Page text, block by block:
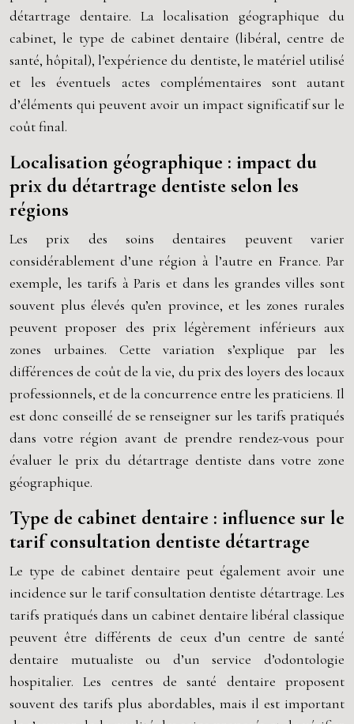
détartrage dentaire. La localisation géographique du
cabinet, le type de cabinet dentaire (libéral, centre de
santé, hôpital), l’expérience du dentiste, le matériel utilisé
et les éventuels actes complémentaires sont autant
d’éléments qui peuvent avoir un impact significatif sur le
coût final.
Localisation géographique : impact du
prix du détartrage dentiste selon les
régions
Les prix des soins dentaires peuvent varier
considérablement d’une région à l’autre en France. Par
exemple, les tarifs à Paris et dans les grandes villes sont
souvent plus élevés qu’en province, et les zones rurales
peuvent proposer des prix légèrement inférieurs aux
zones urbaines. Cette variation s’explique par les
différences de coût de la vie, du prix des loyers des locaux
professionnels, et de la concurrence entre les praticiens. Il
est donc conseillé de se renseigner sur les tarifs pratiqués
dans votre région avant de prendre rendez-vous pour
évaluer le prix du détartrage dentiste dans votre zone
géographique.
Type de cabinet dentaire : influence sur le
tarif consultation dentiste détartrage
Le type de cabinet dentaire peut également avoir une
incidence sur le tarif consultation dentiste détartrage. Les
tarifs pratiqués dans un cabinet dentaire libéral classique
peuvent être différents de ceux d’un centre de santé
dentaire mutualiste ou d’un service d’odontologie
hospitalier. Les centres de santé dentaire proposent
souvent des tarifs plus abordables, mais il est important